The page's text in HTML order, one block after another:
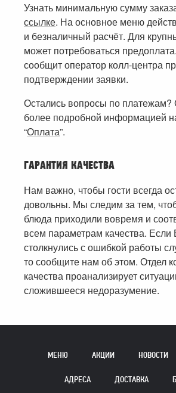
Узнать минимальную сумму
ссылке. На основное меню
и безналичный расчёт. Для
может потребоваться
сообщит оператор колл-центра
подтверждении заявки.
Остались вопросы по платежам?
более подробной информацией
“Оплата”.
ГАРАНТИЯ КАЧЕСТВА
Нам важно, чтобы гости всегда
довольны. Мы следим за тем,
блюда приходили вовремя и
всем параметрам качества. Если
столкнулись с ошибкой работы
то сообщите нам об этом. Отдел
качества проанализирует
сложившееся недоразумение.
МЕНЮ АКЦИИ НОВОСТИ
АДРЕСА ДОСТАВКА